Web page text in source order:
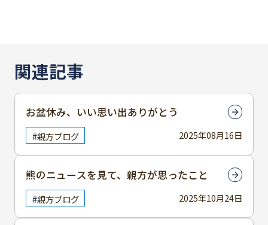
関連記事
2025年08月16日
お盆休み、いい思い出ありがとう
親方ブログ
2025年10月24日
熊のニュースを見て、親方が思ったこと
親方ブログ